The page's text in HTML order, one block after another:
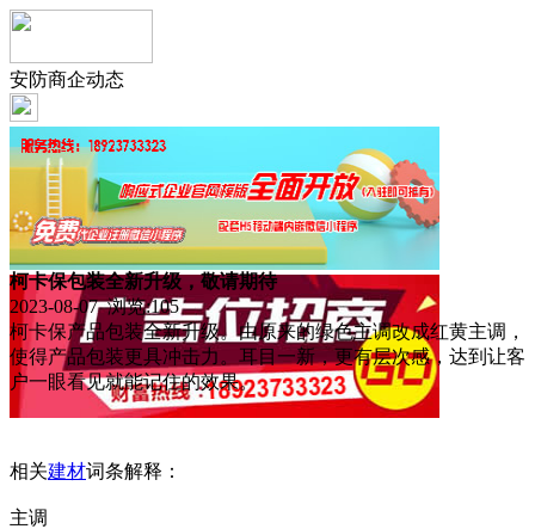
安防商企动态
柯卡保包装全新升级，敬请期待
2023-08-07 浏览:105
柯卡保产品包装全新升级。由原来的绿色主调改成红黄主调，
使得产品包装更具冲击力。耳目一新，更有层次感，达到让客
户一眼看见就能记住的效果。
相关建材词条解释：
主调